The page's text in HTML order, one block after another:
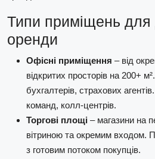
Типи приміщень для
оренди
Офісні приміщення – від
відкритих просторів на 200+
бухгалтерів, страхових
команд, колл-центрів.
Торгові площі – магазини на
вітриною та окремим входом.
з готовим потоком покупців.